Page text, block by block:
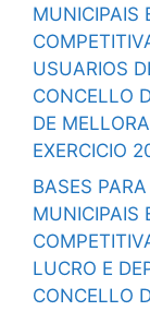
MUNICIPAIS
USUARIOS
CONCELLO
DE
EXERCICIO
BASES
MUNICIPAIS
LUCRO E
CONCELLO